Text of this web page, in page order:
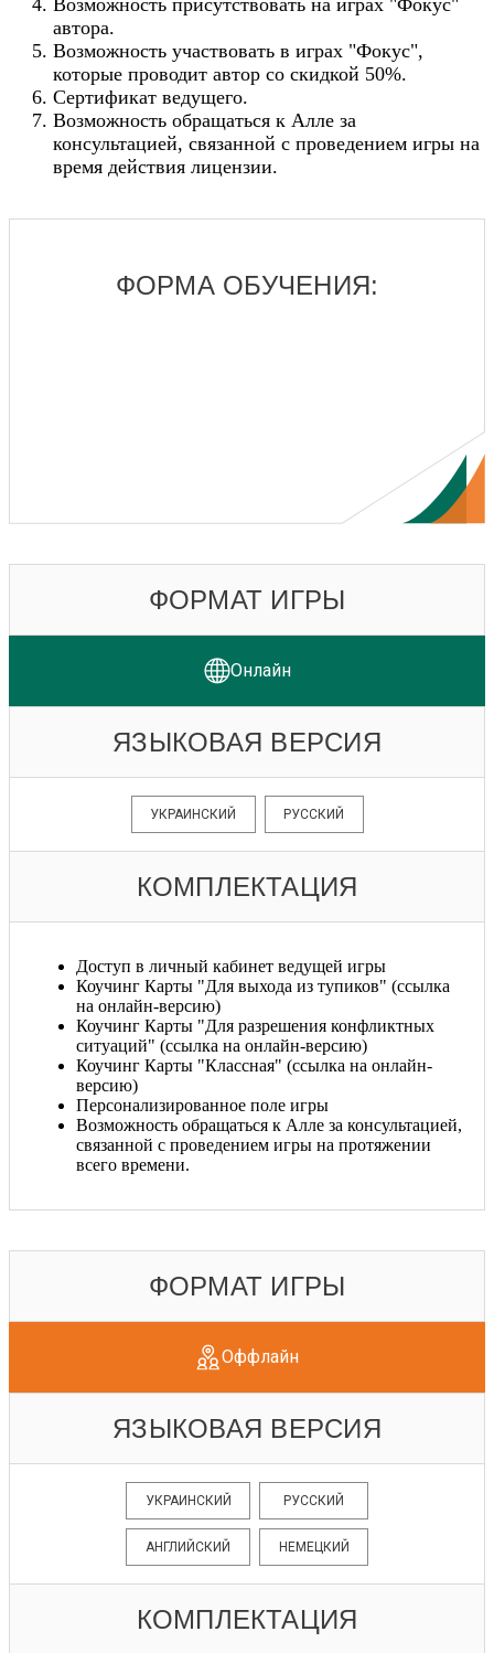
автора.
Возможность участвовать в играх "Фокус",
которые проводит автор со скидкой 50%.
Сертификат ведущего.
Возможность обращаться к Алле за
консультацией, связанной с проведением игры на
время действия лицензии.
ФОРМА ОБУЧЕНИЯ:
ФОРМАТ ИГРЫ
ФОРМАТ ИГРЫ
Онлайн
Оффлайн
ЯЗЫКОВАЯ ВЕРСИЯ
ЯЗЫКОВАЯ ВЕРСИЯ
УКРАИНСКИЙ РУССКИЙ
УКРАИНСКИЙ РУССКИЙ
АНГЛИЙСКИЙ НЕМЕЦКИЙ
КОМПЛЕКТАЦИЯ
КОМПЛЕКТАЦИЯ
Доступ в личный кабинет ведущей игры
Коучинг Карты "Для выхода из тупиков" (ссылка
на онлайн-версию)
Коучинг Карты "Для разрешения конфликтных
ситуаций" (ссылка на онлайн-версию)
Коучинг Карты "Классная" (ссылка на онлайн-
версию)
Персонализированное поле игры
Возможность обращаться к Алле за консультацией,
связанной с проведением игры на протяжении
всего времени.